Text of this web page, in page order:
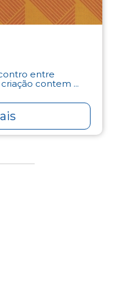
entre
contem ...